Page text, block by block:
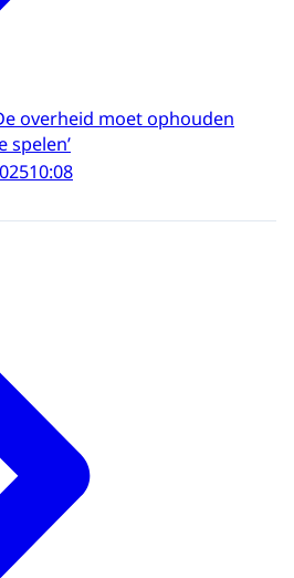
overheid moet ophouden
spelen’
10:08